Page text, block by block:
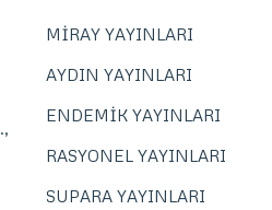
MİRAY YAYINLARI
AYDIN YAYINLARI
ENDEMİK YAYINLARI
RASYONEL YAYINLARI
SUPARA YAYINLARI